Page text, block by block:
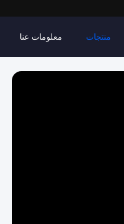
منتجات معلومات عنا